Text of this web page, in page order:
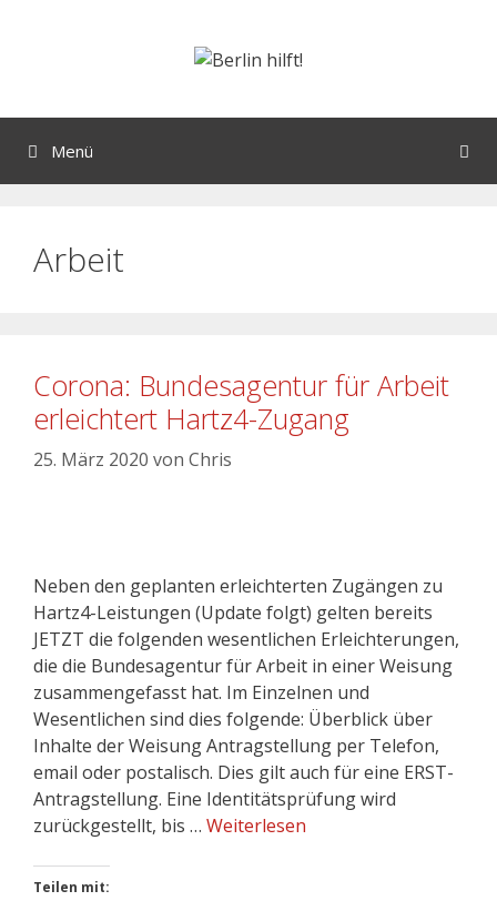
Menü
Arbeit
Corona: Bundesagentur für Arbeit
erleichtert Hartz4-Zugang
25. März 2020 von Chris
Neben den geplanten erleichterten Zugängen zu
Hartz4-Leistungen (Update folgt) gelten bereits
JETZT die folgenden wesentlichen Erleichterungen,
die die Bundesagentur für Arbeit in einer Weisung
zusammengefasst hat. Im Einzelnen und
Wesentlichen sind dies folgende: Überblick über
Inhalte der Weisung Antragstellung per Telefon,
email oder postalisch. Dies gilt auch für eine ERST-
Antragstellung. Eine Identitätsprüfung wird
zurückgestellt, bis … Weiterlesen
Teilen mit: